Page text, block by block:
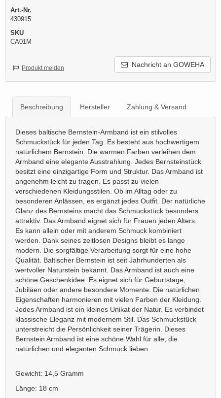
Art.-Nr.
430915
SKU
CA01M
Nachricht an GOWEHA
Produkt melden
Beschreibung Hersteller Zahlung & Versand
Dieses baltische Bernstein-Armband ist ein stilvolles
Schmuckstück für jeden Tag. Es besteht aus hochwertigem
natürlichem Bernstein. Die warmen Farben verleihen dem
Armband eine elegante Ausstrahlung. Jedes Bernsteinstück
besitzt eine einzigartige Form und Struktur. Das Armband ist
angenehm leicht zu tragen. Es passt zu vielen
verschiedenen Kleidungsstilen. Ob im Alltag oder zu
besonderen Anlässen, es ergänzt jedes Outfit. Der natürliche
Glanz des Bernsteins macht das Schmuckstück besonders
attraktiv. Das Armband eignet sich für Frauen jeden Alters.
Es kann allein oder mit anderem Schmuck kombiniert
werden. Dank seines zeitlosen Designs bleibt es lange
modern. Die sorgfältige Verarbeitung sorgt für eine hohe
Qualität. Baltischer Bernstein ist seit Jahrhunderten als
wertvoller Naturstein bekannt. Das Armband ist auch eine
schöne Geschenkidee. Es eignet sich für Geburtstage,
Jubiläen oder andere besondere Momente. Die natürlichen
Eigenschaften harmonieren mit vielen Farben der Kleidung.
Jedes Armband ist ein kleines Unikat der Natur. Es verbindet
klassische Eleganz mit modernem Stil. Das Schmuckstück
unterstreicht die Persönlichkeit seiner Trägerin. Dieses
Bernstein Armband ist eine schöne Wahl für alle, die
natürlichen und eleganten Schmuck lieben.
Gewicht: 14,5 Gramm
Länge: 18 cm